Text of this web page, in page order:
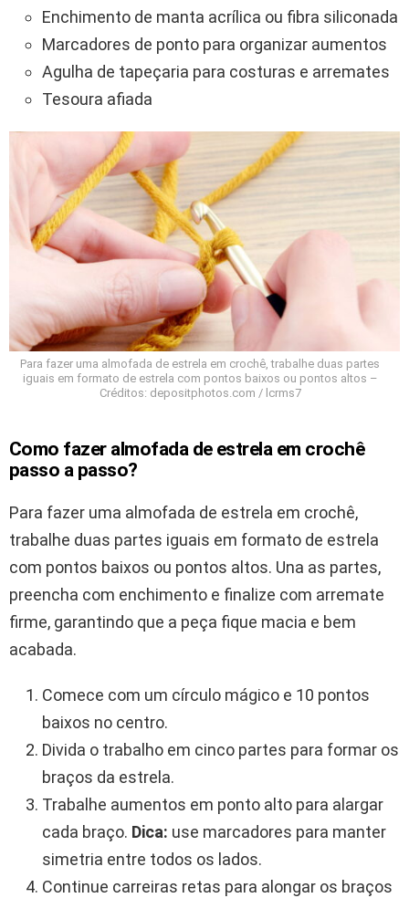
Enchimento de manta acrílica ou fibra siliconada
Marcadores de ponto para organizar aumentos
Agulha de tapeçaria para costuras e arremates
Tesoura afiada
Para fazer uma almofada de estrela em crochê, trabalhe duas partes
iguais em formato de estrela com pontos baixos ou pontos altos –
Créditos: depositphotos.com / lcrms7
Como fazer almofada de estrela em crochê
passo a passo?
Para fazer uma almofada de estrela em crochê,
trabalhe duas partes iguais em formato de estrela
com pontos baixos ou pontos altos. Una as partes,
preencha com enchimento e finalize com arremate
firme, garantindo que a peça fique macia e bem
acabada.
Comece com um círculo mágico e 10 pontos
baixos no centro.
Divida o trabalho em cinco partes para formar os
braços da estrela.
Trabalhe aumentos em ponto alto para alargar
cada braço. Dica: use marcadores para manter
simetria entre todos os lados.
Continue carreiras retas para alongar os braços